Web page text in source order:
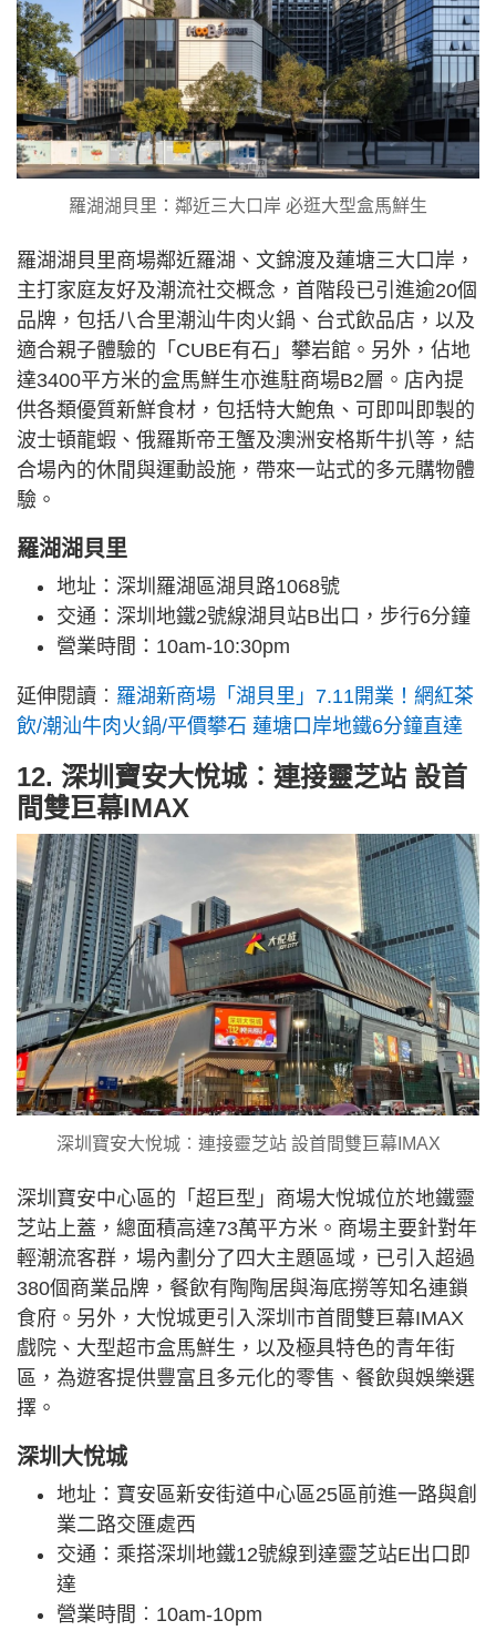
羅湖湖貝里：鄰近三大口岸 必逛大型盒馬鮮生
羅湖湖貝里商場鄰近羅湖、文錦渡及蓮塘三大口岸，
主打家庭友好及潮流社交概念，首階段已引進逾20個
品牌，包括八合里潮汕牛肉火鍋、台式飲品店，以及
適合親子體驗的「CUBE有石」攀岩館。另外，佔地
達3400平方米的盒馬鮮生亦進駐商場B2層。店內提
供各類優質新鮮食材，包括特大鮑魚、可即叫即製的
波士頓龍蝦、俄羅斯帝王蟹及澳洲安格斯牛扒等，結
合場內的休閒與運動設施，帶來一站式的多元購物體
驗。
羅湖湖貝里
地址：深圳羅湖區湖貝路1068號
交通：深圳地鐵2號線湖貝站B出口，步行6分鐘
營業時間：10am-10:30pm
延伸閱讀︰ 羅湖新商場「湖貝里」7.11開業！網紅茶
飲/潮汕牛肉火鍋/平價攀石 蓮塘口岸地鐵6分鐘直達
12. 深圳寶安大悅城︰連接靈芝站 設首
間雙巨幕IMAX
深圳寶安大悅城︰連接靈芝站 設首間雙巨幕IMAX
深圳寶安中心區的「超巨型」商場大悅城位於地鐵靈
芝站上蓋，總面積高達73萬平方米。商場主要針對年
輕潮流客群，場內劃分了四大主題區域，已引入超過
380個商業品牌，餐飲有陶陶居與海底撈等知名連鎖
食府。另外，大悅城更引入深圳市首間雙巨幕IMAX
戲院、大型超市盒馬鮮生，以及極具特色的青年街
區，為遊客提供豐富且多元化的零售、餐飲與娛樂選
擇。
深圳大悅城
地址：寶安區新安街道中心區25區前進一路與創
業二路交匯處西
交通：乘搭深圳地鐵12號線到達靈芝站E出口即
達
營業時間︰10am-10pm